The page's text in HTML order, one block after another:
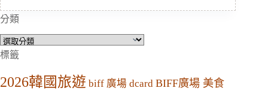
分類
分
類
標籤
2026韓國旅遊 biff 廣場 dcard BIFF廣場 美食